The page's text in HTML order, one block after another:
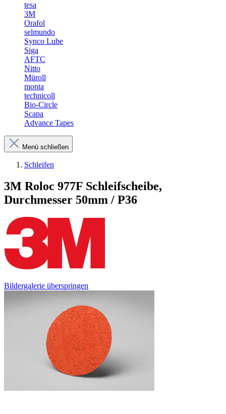
tesa
3M
Orafol
selmundo
Synco Lube
Siga
AFTC
Nitto
Müroll
monta
technicoll
Bio-Circle
Scapa
Advance Tapes
Menü schließen
Schleifen
3M Roloc 977F Schleifscheibe,
Durchmesser 50mm / P36
Bildergalerie überspringen